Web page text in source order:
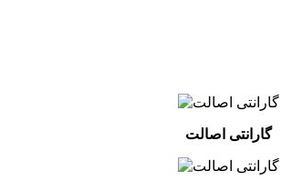
گارانتی اصالت